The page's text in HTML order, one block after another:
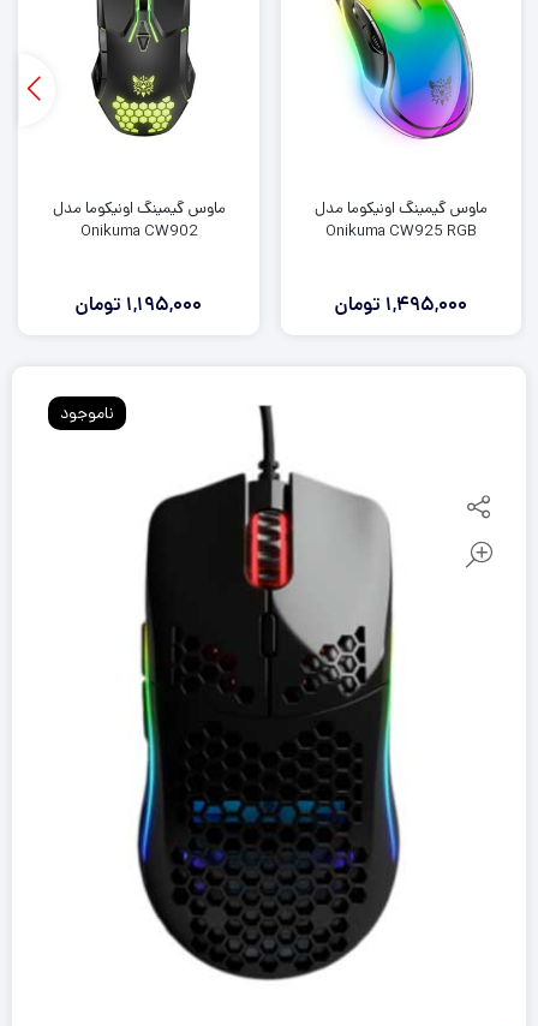
ماوس گیمینگ اونیکوما مدل
Onikuma CW925 RGB
1,495,000 تومان
ماوس گیمینگ اونیکوما مدل
Onikuma CW902
1,195,000 تومان
ناموجود